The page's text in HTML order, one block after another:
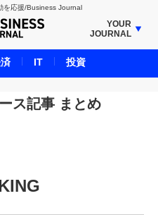
を応援/Business Journal
YOUR
JOURNAL
JOURNAL
JOURNAL
ス記事 まとめ
IT 投資